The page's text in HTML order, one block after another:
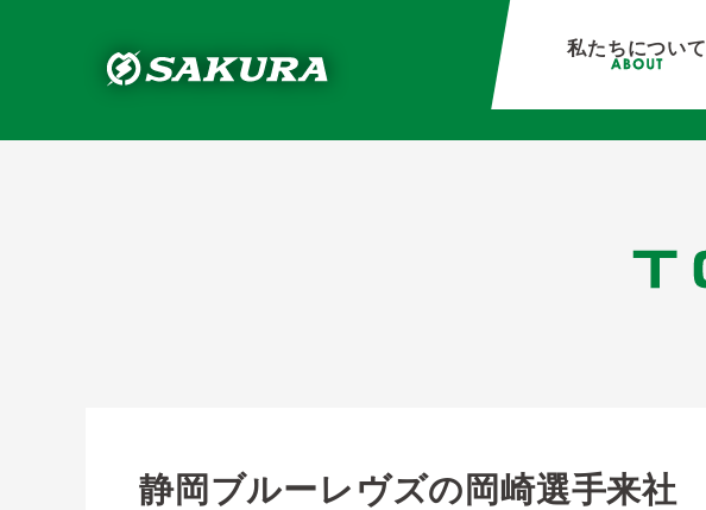
私たちについて
静岡ブルーレヴズの岡崎選手来社